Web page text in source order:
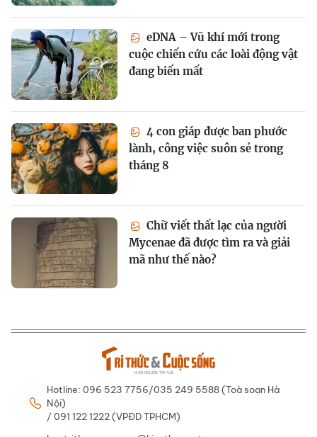
eDNA – Vũ khí mới trong
cuộc chiến cứu các loài động vật
đang biến mất
4 con giáp được ban phước
lành, công việc suôn sẻ trong
tháng 8
Chữ viết thất lạc của người
Mycenae đã được tìm ra và giải
mã như thế nào?
Hotline: 096 523 7756/035 249 5588 (Toà soạn Hà
Nội)
/ 091 122 1222 (VPĐD TPHCM)